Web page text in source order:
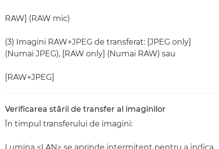
RAW] (RAW mic)
(3) Imagini RAW+JPEG de transferat: [JPEG only]
(Numai JPEG), [RAW only] (Numai RAW) sau
[RAW+JPEG]
Verificarea stării de transfer al imaginilor
În timpul transferului de imagini: